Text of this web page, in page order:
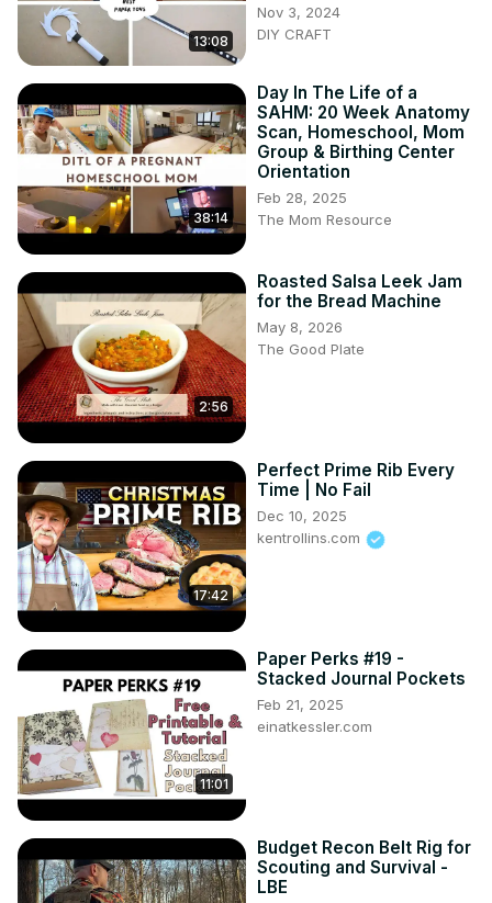
13:08
Nov 3, 2024
DIY CRAFT
38:14
Day In The Life of a
SAHM: 20 Week Anatomy
Scan, Homeschool, Mom
Group & Birthing Center
Orientation
Feb 28, 2025
The Mom Resource
2:56
Roasted Salsa Leek Jam
for the Bread Machine
May 8, 2026
The Good Plate
17:42
Perfect Prime Rib Every
Time | No Fail
Dec 10, 2025
kentrollins.com
11:01
Paper Perks #19 -
Stacked Journal Pockets
Feb 21, 2025
einatkessler.com
Budget Recon Belt Rig for
Scouting and Survival -
LBE